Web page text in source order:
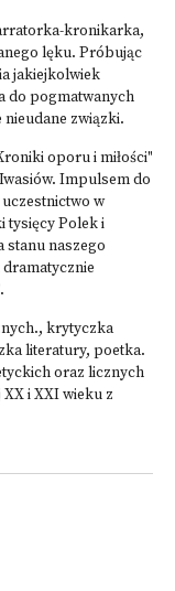
kronikarka,
lęku. Próbując
jakiejkolwiek
do pogmatwanych
związki.
oporu i miłości"
Impulsem do
w
tysięcy Polek i
stanu naszego
krytyczka
literatury, poetka.
oraz licznych
i XXI wieku z